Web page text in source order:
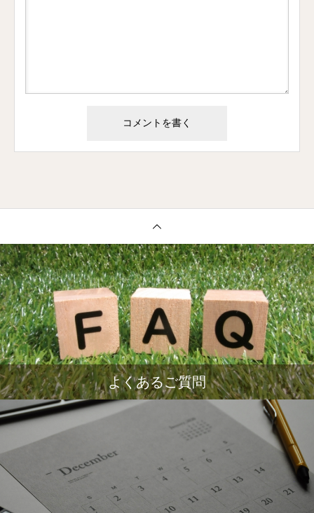
よくあるご質問